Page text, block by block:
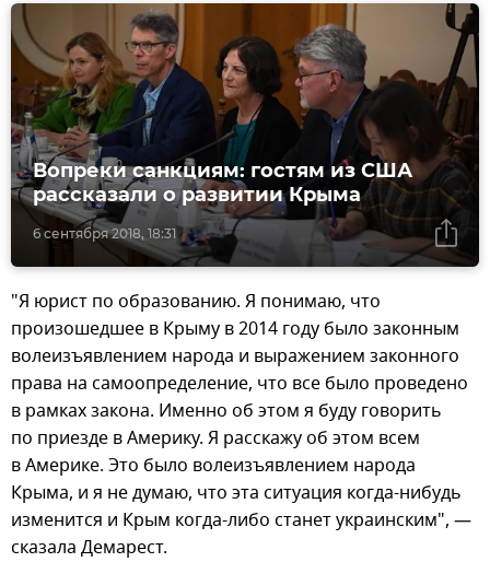
6 сентября 2018, 18:31
Вопреки санкциям: гостям из США
рассказали о развитии Крыма
"Я юрист по образованию. Я понимаю, что
произошедшее в Крыму в 2014 году было законным
волеизъявлением народа и выражением законного
права на самоопределение, что все было проведено
в рамках закона. Именно об этом я буду говорить
по приезде в Америку. Я расскажу об этом всем
в Америке. Это было волеизъявлением народа
Крыма, и я не думаю, что эта ситуация когда-нибудь
изменится и Крым когда-либо станет украинским", —
сказала Демарест.